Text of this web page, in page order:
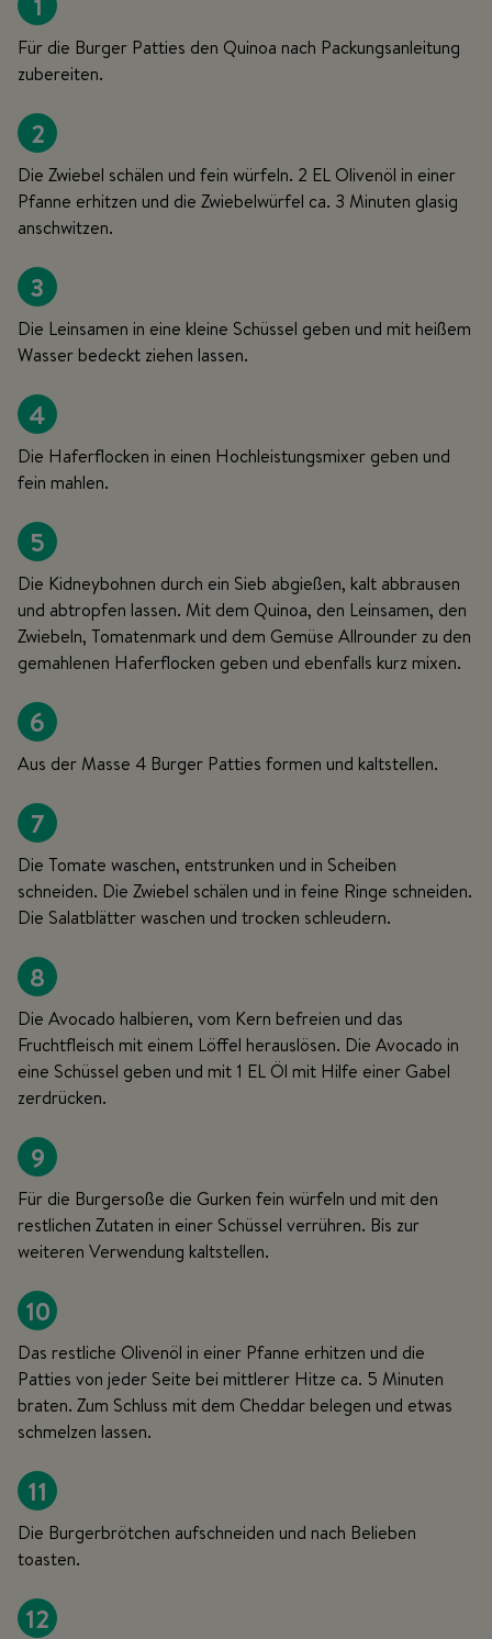
Für die Burger Patties den Quinoa nach Packungsanleitung
zubereiten.
2
Die Zwiebel schälen und fein würfeln. 2 EL Olivenöl in einer
Pfanne erhitzen und die Zwiebelwürfel ca. 3 Minuten glasig
anschwitzen.
3
Die Leinsamen in eine kleine Schüssel geben und mit heißem
Wasser bedeckt ziehen lassen.
4
Die Haferflocken in einen Hochleistungsmixer geben und
fein mahlen.
5
Die Kidneybohnen durch ein Sieb abgießen, kalt abbrausen
und abtropfen lassen. Mit dem Quinoa, den Leinsamen, den
Zwiebeln, Tomatenmark und dem Gemüse Allrounder zu den
gemahlenen Haferflocken geben und ebenfalls kurz mixen.
6
Aus der Masse 4 Burger Patties formen und kaltstellen.
7
Die Tomate waschen, entstrunken und in Scheiben
schneiden. Die Zwiebel schälen und in feine Ringe schneiden.
Die Salatblätter waschen und trocken schleudern.
8
Die Avocado halbieren, vom Kern befreien und das
Fruchtfleisch mit einem Löffel herauslösen. Die Avocado in
eine Schüssel geben und mit 1 EL Öl mit Hilfe einer Gabel
zerdrücken.
9
Für die Burgersoße die Gurken fein würfeln und mit den
restlichen Zutaten in einer Schüssel verrühren. Bis zur
weiteren Verwendung kaltstellen.
10
Das restliche Olivenöl in einer Pfanne erhitzen und die
Patties von jeder Seite bei mittlerer Hitze ca. 5 Minuten
braten. Zum Schluss mit dem Cheddar belegen und etwas
schmelzen lassen.
11
Die Burgerbrötchen aufschneiden und nach Belieben
toasten.
12